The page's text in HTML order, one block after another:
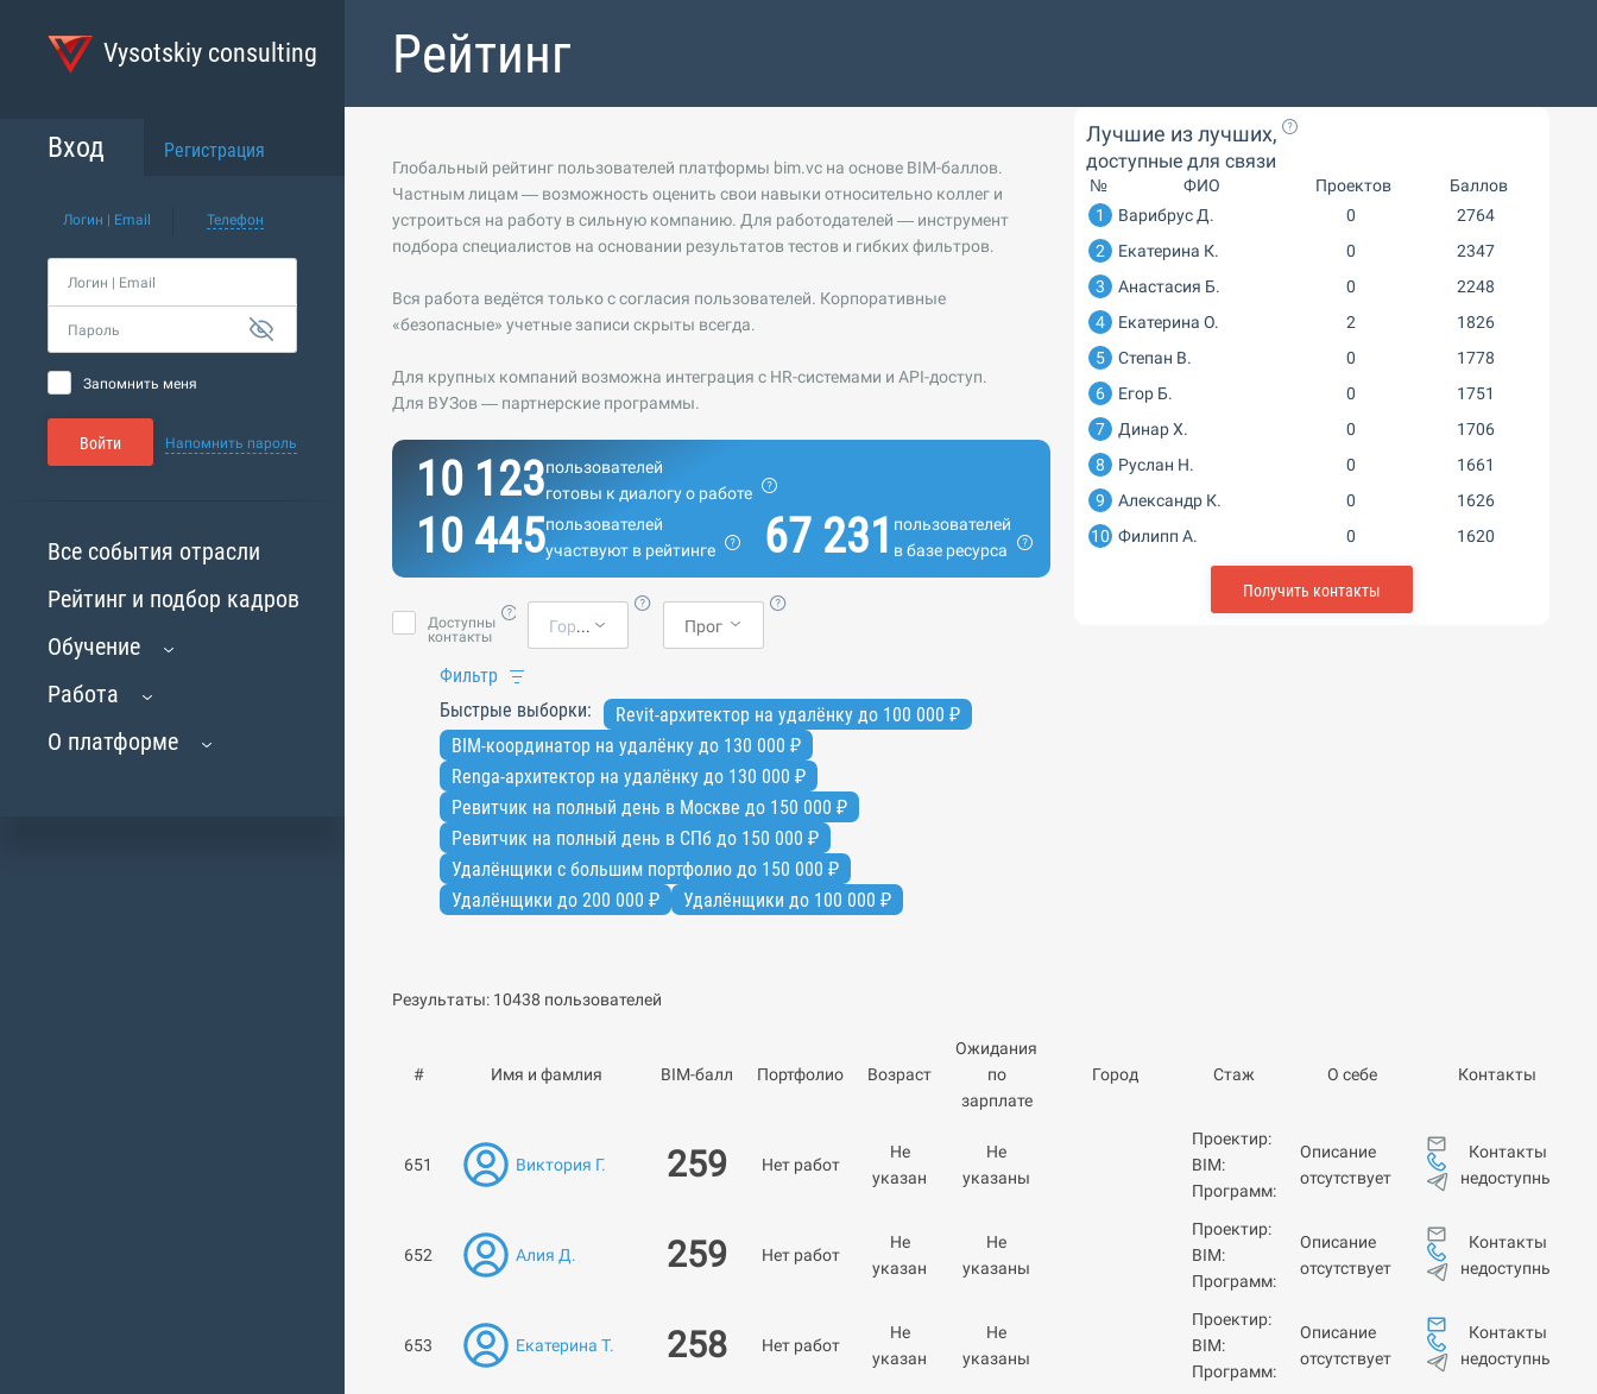
Vysotskiy consulting
Вход Регистрация
Логин | Email Телефон
Логин | Email
Пароль
Запомнить меня
Войти Напомнить пароль
Все события отрасли
Рейтинг и подбор кадров
Обучение
Работа
О платформе
Рейтинг
Глобальный рейтинг пользователей платформы bim.vc на основе BIM-баллов.
Частным лицам — возможность оценить свои навыки относительно коллег и
устроиться на работу в сильную компанию. Для работодателей — инструмент
подбора специалистов на основании результатов тестов и гибких фильтров.
Вся работа ведётся только с согласия пользователей. Корпоративные
«безопасные» учетные записи скрыты всегда.
Для крупных компаний возможна интеграция с HR-системами и API-доступ.
Для ВУЗов — партнерские программы.
10 123пользователей
готовы к диалогу о работе
10 445пользователей
участвуют в рейтинге
67 231
пользователей
в базе ресурса
Доступны
контакты
Город
Фильтр
Быстрые выборки:
Revit-архитектор на удалёнку до 100 000 ₽
BIM-координатор на удалёнку до 130 000 ₽
Renga-архитектор на удалёнку до 130 000 ₽
Ревитчик на полный день в Москве до 150 000 ₽
Ревитчик на полный день в СПб до 150 000 ₽
Удалёнщики с большим портфолио до 150 000 ₽
Удалёнщики до 200 000 ₽
Удалёнщики до 100 000 ₽
Лучшие из лучших,
доступные для связи
№ ФИО Проектов
Баллов
1
Варибрус Д. 0
2764
2
Екатерина К. 0
2347
3
Анастасия Б. 0
2248
4
Екатерина О. 2
1826
5
Степан В. 0
1778
6
Егор Б. 0
1751
7
Динар Х. 0
1706
8
Руслан Н. 0
1661
9
Александр К. 0
1626
10 Филипп А. 0 1620
Получить контакты
Результаты: 10438 пользователей
# Имя и фамлия BIM-балл Портфолио Возраст
Ожидания
по
зарплате
Город Стаж О себе Контакты
651 Виктория Г. 259 Нет работ
Не
указан
Не
указаны
Проектир:
BIM:
Программ:
Описание
отсутствует
Контакты
недоступны
652 Алия Д. 259 Нет работ
Не
указан
Не
указаны
Проектир:
BIM:
Программ:
Описание
отсутствует
Контакты
недоступны
653 Екатерина Т. 258 Нет работ
Не
указан
Не
указаны
Проектир:
BIM:
Программ:
Описание
отсутствует
Контакты
недоступны